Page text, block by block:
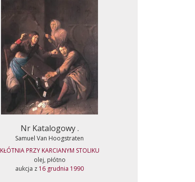
Nr Katalogowy .
Samuel Van Hoogstraten
KŁÓTNIA PRZY KARCIANYM STOLIKU
olej, płótno
aukcja z 16 grudnia 1990